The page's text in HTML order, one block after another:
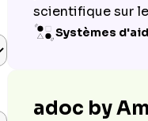
scientifique sur
Systèmes
adoc by